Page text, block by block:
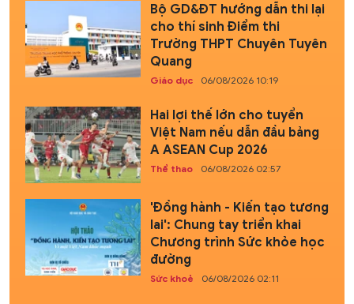
Bộ GD&ĐT hướng dẫn thi lại
cho thí sinh Điểm thi
Trường THPT Chuyên Tuyên
Quang
Giáo dục 06/08/2026 10:19
Hai lợi thế lớn cho tuyển
Việt Nam nếu dẫn đầu bảng
A ASEAN Cup 2026
Thể thao 06/08/2026 02:57
'Đồng hành - Kiến tạo tương
lai': Chung tay triển khai
Chương trình Sức khỏe học
đường
Sức khoẻ 06/08/2026 02:11